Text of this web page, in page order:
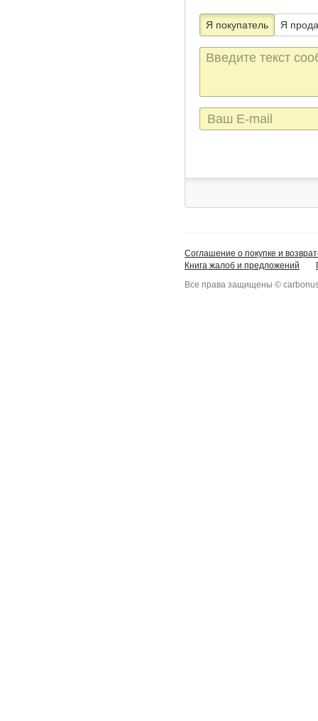
Я покупатель Я
Текст
сообщения
E-
mail
Соглашение о покупке и
Книга жалоб и предложений
Все права защищены ©